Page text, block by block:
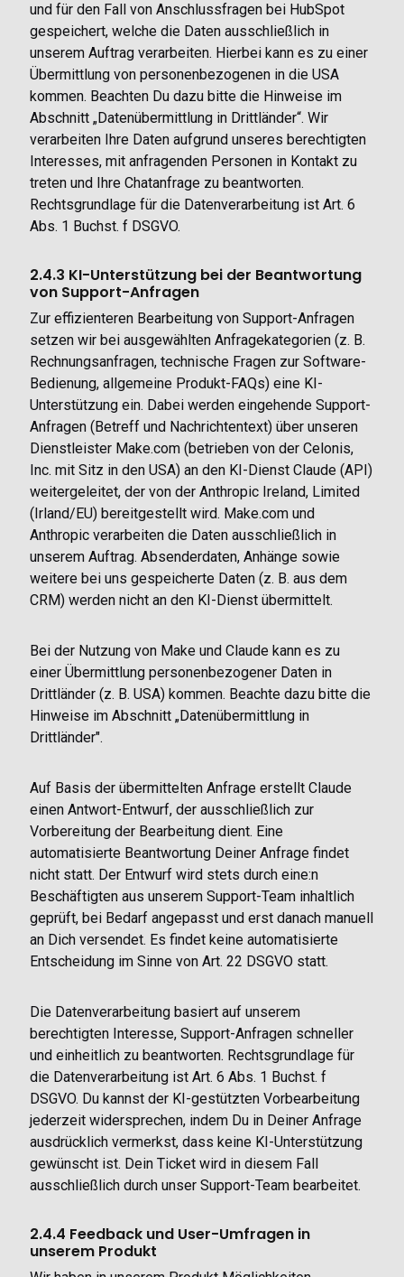
und für den Fall von Anschlussfragen bei HubSpot
gespeichert, welche die Daten ausschließlich in
unserem Auftrag verarbeiten. Hierbei kann es zu einer
Übermittlung von personenbezogenen in die USA
kommen. Beachten Du dazu bitte die Hinweise im
Abschnitt „Datenübermittlung in Drittländer“. Wir
verarbeiten Ihre Daten aufgrund unseres berechtigten
Interesses, mit anfragenden Personen in Kontakt zu
treten und Ihre Chatanfrage zu beantworten.
Rechtsgrundlage für die Datenverarbeitung ist Art. 6
Abs. 1 Buchst. f DSGVO.
2.4.3 KI-Unterstützung bei der Beantwortung
von Support-Anfragen
Zur effizienteren Bearbeitung von Support-Anfragen
setzen wir bei ausgewählten Anfragekategorien (z. B.
Rechnungsanfragen, technische Fragen zur Software-
Bedienung, allgemeine Produkt-FAQs) eine KI-
Unterstützung ein. Dabei werden eingehende Support-
Anfragen (Betreff und Nachrichtentext) über unseren
Dienstleister Make.com (betrieben von der Celonis,
Inc. mit Sitz in den USA) an den KI-Dienst Claude (API)
weitergeleitet, der von der Anthropic Ireland, Limited
(Irland/EU) bereitgestellt wird. Make.com und
Anthropic verarbeiten die Daten ausschließlich in
unserem Auftrag. Absenderdaten, Anhänge sowie
weitere bei uns gespeicherte Daten (z. B. aus dem
CRM) werden nicht an den KI-Dienst übermittelt.
Bei der Nutzung von Make und Claude kann es zu
einer Übermittlung personenbezogener Daten in
Drittländer (z. B. USA) kommen. Beachte dazu bitte die
Hinweise im Abschnitt „Datenübermittlung in
Drittländer".
Auf Basis der übermittelten Anfrage erstellt Claude
einen Antwort-Entwurf, der ausschließlich zur
Vorbereitung der Bearbeitung dient. Eine
automatisierte Beantwortung Deiner Anfrage findet
nicht statt. Der Entwurf wird stets durch eine:n
Beschäftigten aus unserem Support-Team inhaltlich
geprüft, bei Bedarf angepasst und erst danach manuell
an Dich versendet. Es findet keine automatisierte
Entscheidung im Sinne von Art. 22 DSGVO statt.
Die Datenverarbeitung basiert auf unserem
berechtigten Interesse, Support-Anfragen schneller
und einheitlich zu beantworten. Rechtsgrundlage für
die Datenverarbeitung ist Art. 6 Abs. 1 Buchst. f
DSGVO. Du kannst der KI-gestützten Vorbearbeitung
jederzeit widersprechen, indem Du in Deiner Anfrage
ausdrücklich vermerkst, dass keine KI-Unterstützung
gewünscht ist. Dein Ticket wird in diesem Fall
ausschließlich durch unser Support-Team bearbeitet.
2.4.4 Feedback und User-Umfragen in
unserem Produkt